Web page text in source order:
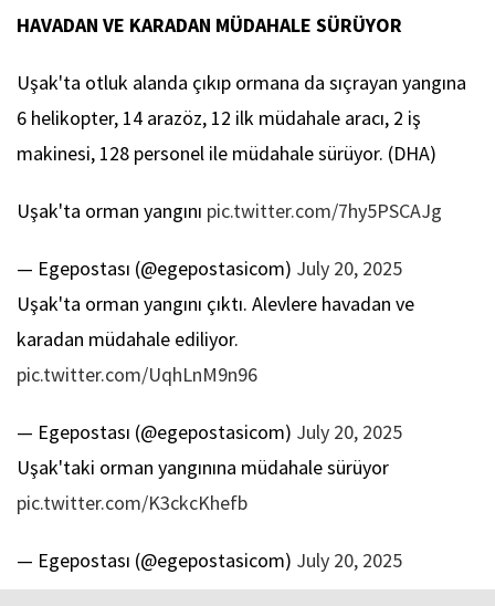
HAVADAN VE KARADAN MÜDAHALE SÜRÜYOR
Uşak'ta otluk alanda çıkıp ormana da sıçrayan yangına
6 helikopter, 14 arazöz, 12 ilk müdahale aracı, 2 iş
makinesi, 128 personel ile müdahale sürüyor. (DHA)
Uşak'ta orman yangını pic.twitter.com/7hy5PSCAJg
— Egepostası (@egepostasicom) July 20, 2025
Uşak'ta orman yangını çıktı. Alevlere havadan ve
karadan müdahale ediliyor.
pic.twitter.com/UqhLnM9n96
— Egepostası (@egepostasicom) July 20, 2025
Uşak'taki orman yangınına müdahale sürüyor
pic.twitter.com/K3ckcKhefb
— Egepostası (@egepostasicom) July 20, 2025